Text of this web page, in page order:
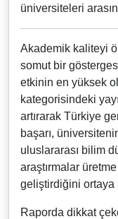
üniversiteleri
Akademik kaliteyi
somut bir
etkinin en yüksek
kategorisindeki
artırarak Türkiye
başarı,
uluslararası bilim
araştırmalar
geliştirdiğini ortaya
Raporda dikkat